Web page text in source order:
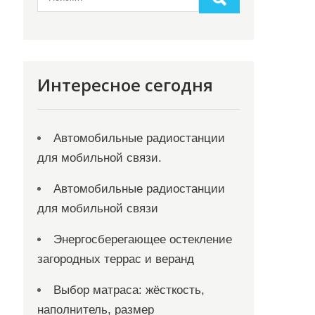
Интересное сегодня
Автомобильные радиостанции
для мобильной связи.
Автомобильные радиостанции
для мобильной связи
Энергосберегающее остекление
загородных террас и веранд
Выбор матраса: жёсткость,
наполнитель, размер